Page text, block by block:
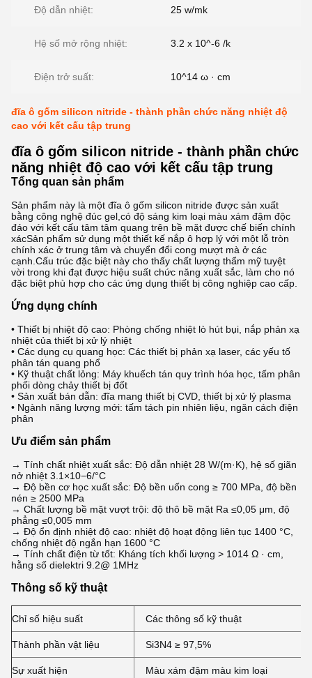
Độ dẫn nhiệt: 25 w/mk
Hệ số mở rộng nhiệt: 3.2 x 10^-6 /k
Điện trở suất: 10^14 ω · cm
đĩa ô gốm silicon nitride - thành phần chức năng nhiệt độ
cao với kết cấu tập trung
đĩa ô gốm silicon nitride - thành phần chức
năng nhiệt độ cao với kết cấu tập trung
Tổng quan sản phẩm
Sản phẩm này là một đĩa ô gốm silicon nitride được sản xuất
bằng công nghệ đúc gel,có độ sáng kim loại màu xám đậm độc
đáo với kết cấu tâm tâm quang trên bề mặt được chế biến chính
xácSản phẩm sử dụng một thiết kế nắp ô hợp lý với một lỗ tròn
chính xác ở trung tâm và chuyển đổi cong mượt mà ở các
cạnh.Cấu trúc đặc biệt này cho thấy chất lượng thẩm mỹ tuyệt
vời trong khi đạt được hiệu suất chức năng xuất sắc, làm cho nó
đặc biệt phù hợp cho các ứng dụng thiết bị công nghiệp cao cấp.
Ứng dụng chính
• Thiết bị nhiệt độ cao: Phòng chống nhiệt lò hút bụi, nắp phản xạ
nhiệt của thiết bị xử lý nhiệt
• Các dụng cụ quang học: Các thiết bị phản xạ laser, các yếu tố
phân tán quang phổ
• Kỹ thuật chất lỏng: Máy khuếch tán quy trình hóa học, tấm phân
phối dòng chảy thiết bị đốt
• Sản xuất bán dẫn: đĩa mang thiết bị CVD, thiết bị xử lý plasma
• Ngành năng lượng mới: tấm tách pin nhiên liệu, ngăn cách điện
phân
Ưu điểm sản phẩm
→ Tính chất nhiệt xuất sắc: Độ dẫn nhiệt 28 W/(m·K), hệ số giãn
nở nhiệt 3.1×10−6/°C
→ Độ bền cơ học xuất sắc: Độ bền uốn cong ≥ 700 MPa, độ bền
nén ≥ 2500 MPa
→ Chất lượng bề mặt vượt trội: độ thô bề mặt Ra ≤0,05 μm, độ
phẳng ≤0,005 mm
→ Độ ổn định nhiệt độ cao: nhiệt độ hoạt động liên tục 1400 °C,
chống nhiệt độ ngắn hạn 1600 °C
→ Tính chất điện từ tốt: Kháng tích khối lượng > 1014 Ω · cm,
hằng số dielektri 9.2@ 1MHz
Thông số kỹ thuật
Chỉ số hiệu suất Các thông số kỹ thuật
Thành phần vật liệu Si3N4 ≥ 97,5%
Sự xuất hiện Màu xám đậm màu kim loại